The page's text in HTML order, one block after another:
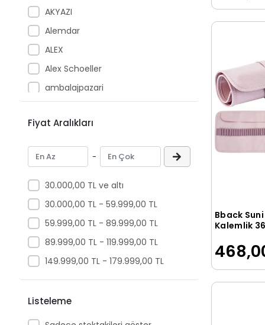
Cilt Kapakları
Fotokopi Asetatı
Kart ve Menü Standları
Kartlar ve Aksesuarları
Profiller
Spiraller
Yapışkanlı Rulolar(Folyolar)
Telli Dosyalar
Arşiv Kutuları
Askılı Dosyalar
Ayraç ve Seperatörler
Çıtçıtlı Dosyalar
Düzenleyici Dosya
Halkalı Klasörler
Karton Klasörler
AKYAZI
Alemdar
ALEX
Alex Schoeller
ambalajpazari
ARK
BAFİX
Bigpoint
BU-BU
Canson
CARRERA
Cassa
CEOART
ÇINAR
Clairefontaine
Fiyat Aralıkları
-
30.000,00 TL ve altı
30.000,00 TL - 59.999,00 TL
59.999,00 TL - 89.999,00 TL
89.999,00 TL - 119.999,00 TL
149.999,00 TL - 179.999,00 TL
Listeleme
Bback
Kalemlik